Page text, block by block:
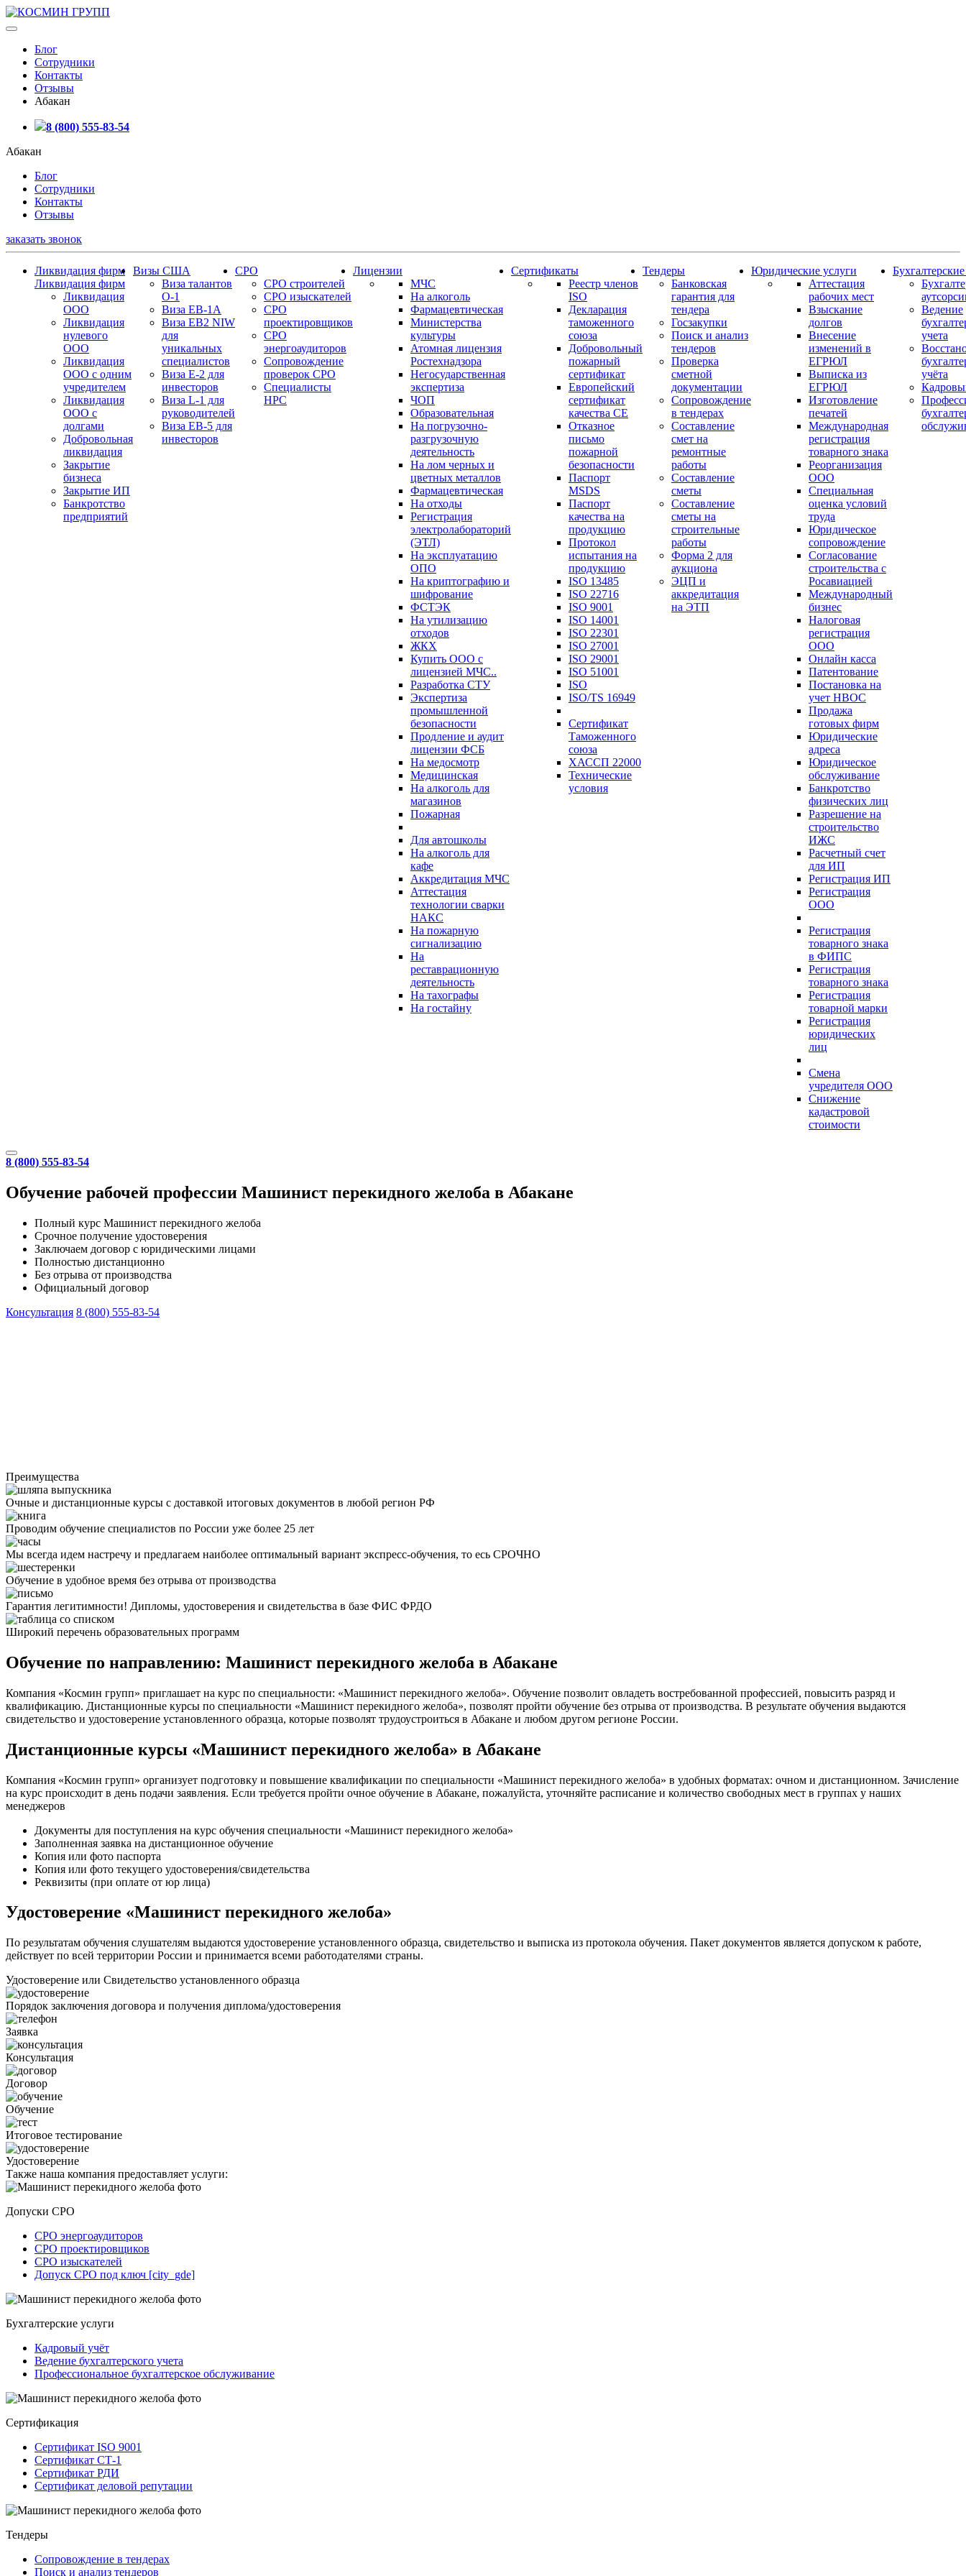
Блог
Сотрудники
Контакты
Отзывы
Абакан
8 (800) 555-83-54
Абакан
Блог
Сотрудники
Контакты
Отзывы
заказать звонок
Ликвидация фирм
Ликвидация фирм
Ликвидация
ООО
Ликвидация
нулевого
ООО
Ликвидация
ООО с одним
учредителем
Ликвидация
ООО с
долгами
Добровольная
ликвидация
Закрытие
бизнеса
Закрытие ИП
Банкротство
предприятий
Визы США
Виза талантов
О-1
Виза EB-1A
Виза EB2 NIW
для
уникальных
специалистов
Виза E-2 для
инвесторов
Виза L-1 для
руководителей
Виза EB-5 для
инвесторов
СРО
СРО строителей
СРО изыскателей
СРО
проектировщиков
СРО
энергоаудиторов
Сопровождение
проверок СРО
Специалисты
НРС
Лицензии
МЧС
На алкоголь
Фармацевтическая
Министерства
культуры
Атомная лицензия
Ростехнадзора
Негосударственная
экспертиза
ЧОП
Образовательная
На погрузочно-
разгрузочную
деятельность
На лом черных и
цветных металлов
Фармацевтическая
На отходы
Регистрация
электролабораторий
(ЭТЛ)
На эксплуатацию
ОПО
На криптографию и
шифрование
ФСТЭК
На утилизацию
отходов
ЖКХ
Купить ООО с
лицензией МЧС..
Разработка СТУ
Экспертиза
промышленной
безопасности
Продление и аудит
лицензии ФСБ
На медосмотр
Медицинская
На алкоголь для
магазинов
Пожарная
Для автошколы
На алкоголь для
кафе
Аккредитация МЧС
Аттестация
технологии сварки
НАКС
На пожарную
сигнализацию
На
реставрационную
деятельность
На тахографы
На гостайну
Сертификаты
Реестр членов
ISO
Декларация
таможенного
союза
Добровольный
пожарный
сертификат
Европейский
сертификат
качества СЕ
Отказное
письмо
пожарной
безопасности
Паспорт
МSDS
Паспорт
качества на
продукцию
Протокол
испытания на
продукцию
ISO 13485
ISO 22716
ISO 9001
ISO 14001
ISO 22301
ISO 27001
ISO 29001
ISO 51001
ISO
ISO/TS 16949
Сертификат
Таможенного
союза
ХАССП 22000
Технические
условия
Тендеры
Банковская
гарантия для
тендера
Госзакупки
Поиск и анализ
тендеров
Проверка
сметной
документации
Сопровождение
в тендерах
Составление
смет на
ремонтные
работы
Составление
сметы
Составление
сметы на
строительные
работы
Форма 2 для
аукциона
ЭЦП и
аккредитация
на ЭТП
Юридические услуги
Аттестация
рабочих мест
Взыскание
долгов
Внесение
изменений в
ЕГРЮЛ
Выписка из
ЕГРЮЛ
Изготовление
печатей
Международная
регистрация
товарного знака
Реорганизация
ООО
Специальная
оценка условий
труда
Юридическое
сопровождение
Согласование
строительства с
Росавиацией
Международный
бизнес
Налоговая
регистрация
ООО
Онлайн касса
Патентование
Постановка на
учет НВОС
Продажа
готовых фирм
Юридические
адреса
Юридическое
обслуживание
Банкротство
физических лиц
Разрешение на
строительство
ИЖС
Расчетный счет
для ИП
Регистрация ИП
Регистрация
ООО
Регистрация
товарного знака
в ФИПС
Регистрация
товарного знака
Регистрация
товарной марки
Регистрация
юридических
лиц
Смена
учредителя ООО
Снижение
кадастровой
стоимости
Ведение
учета
учёта
8 (800) 555-83-54
Обучение рабочей профессии Машинист перекидного желоба в Абакане
Полный курс Машинист перекидного желоба
Срочное получение удостоверения
Заключаем договор с юридическими лицами
Полностью дистанционно
Без отрыва от производства
Официальный договор
Консультация 8 (800) 555-83-54
Преимущества
Очные и дистанционные курсы с доставкой итоговых документов в любой регион РФ
Проводим обучение специалистов по России уже более 25 лет
Мы всегда идем настречу и предлагаем наиболее оптимальный вариант экспресс-обучения, то есь СРОЧНО
Обучение в удобное время без отрыва от производства
Гарантия легитимности! Дипломы, удостоверения и свидетельства в базе ФИС ФРДО
Широкий перечень образовательных программ
Обучение по направлению: Машинист перекидного желоба в Абакане
Компания «Космин групп» приглашает на курс по специальности: «Машинист перекидного желоба». Обучение позволит овладеть востребованной профессией, повысить разряд и
квалификацию. Дистанционные курсы по специальности «Машинист перекидного желоба», позволят пройти обучение без отрыва от производства. В результате обучения выдаются
свидетельство и удостоверение установленного образца, которые позволят трудоустроиться в Абакане и любом другом регионе России.
Дистанционные курсы «Машинист перекидного желоба» в Абакане
Компания «Космин групп» организует подготовку и повышение квалификации по специальности «Машинист перекидного желоба» в удобных форматах: очном и дистанционном. Зачисление
на курс происходит в день подачи заявления. Если требуется пройти очное обучение в Абакане, пожалуйста, уточняйте расписание и количество свободных мест в группах у наших
менеджеров
Документы для поступления на курс обучения специальности «Машинист перекидного желоба»
Заполненная заявка на дистанционное обучение
Копия или фото паспорта
Копия или фото текущего удостоверения/свидетельства
Реквизиты (при оплате от юр лица)
Удостоверение «Машинист перекидного желоба»
По результатам обучения слушателям выдаются удостоверение установленного образца, свидетельство и выписка из протокола обучения. Пакет документов является допуском к работе,
действует по всей территории России и принимается всеми работодателями страны.
Удостоверение или Свидетельство установленного образца
Порядок заключения договора и получения диплома/удостоверения
Заявка
Консультация
Договор
Обучение
Итоговое тестирование
Удостоверение
Также наша компания предоставляет услуги:
Допуски СРО
СРО энергоаудиторов
СРО проектировщиков
СРО изыскателей
Допуск СРО под ключ [city_gde]
Бухгалтерские услуги
Кадровый учёт
Ведение бухгалтерского учета
Профессиональное бухгалтерское обслуживание
Сертификация
Сертификат ISO 9001
Сертификат СТ-1
Сертификат РДИ
Сертификат деловой репутации
Тендеры
Сопровождение в тендерах
Поиск и анализ тендеров